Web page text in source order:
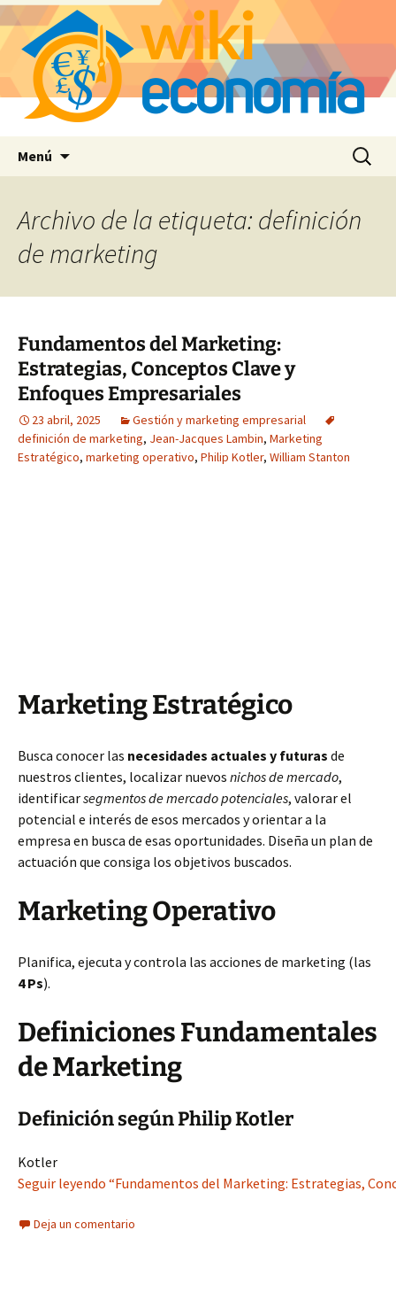
Menú Buscar:
Archivo de la etiqueta: definición
de marketing
Fundamentos del Marketing:
Estrategias, Conceptos Clave y
Enfoques Empresariales
23 abril, 2025
Gestión y marketing empresarial
definición de marketing, Jean-Jacques Lambin, Marketing
Estratégico, marketing operativo, Philip Kotler, William Stanton
Marketing Estratégico
Busca conocer las necesidades actuales y futuras de
nuestros clientes, localizar nuevos nichos de mercado,
identificarsegmentos de mercado potenciales, valorar el
potencial e interés de esos mercados y orientar a la
empresa en busca de esas oportunidades. Diseña un plan de
actuación que consiga los objetivos buscados.
Marketing Operativo
Planifica, ejecuta y controla las acciones de marketing (las
4 Ps).
Definiciones Fundamentales
de Marketing
Definición según Philip Kotler
Kotler
Seguir leyendo “Fundamentos del Marketing: Estrategias,
Deja un comentario